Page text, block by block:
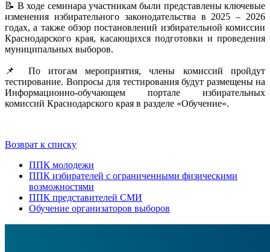
📝 В ходе семинара участникам были представлены ключевые
изменения избирательного законодательства в 2025 – 2026
годах, а также обзор постановлений избирательной комиссии
Краснодарского края, касающихся подготовки и проведения
муниципальных выборов.
📌 По итогам мероприятия, члены комиссий пройдут
тестирование. Вопросы для тестирования будут размещены на
Информационно-обучающем портале избирательных
комиссий Краснодарского края в разделе «Обучение».
Возврат к списку
ППК молодежи
ППК избирателей с ограниченными физическими
возможностями
ППК представителей СМИ
Обучение организаторов выборов